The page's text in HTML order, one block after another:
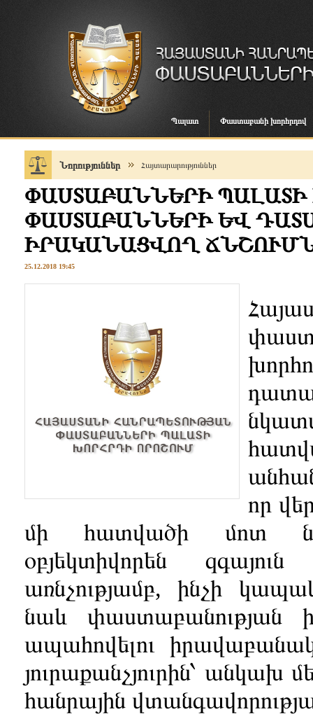
Պալատ Փաստաբանի խորհրդով
Նորություններ Հայտարարություններ
ՓԱՍՏԱԲԱՆՆԵՐԻ ՊԱԼԱՏԻ
ՓԱՍՏԱԲԱՆՆԵՐԻ ԵՎ
ԻՐԱԿԱՆԱՑՎՈՂ
25.12.2018 19:45
որ վ
մի հատվածի մոտ
օբյեկտիվորեն
առնչությամբ, ինչի
նաև փաստաբանության
ապահովելու
յուրաքանչյուրին՝ անկախ
հանրային